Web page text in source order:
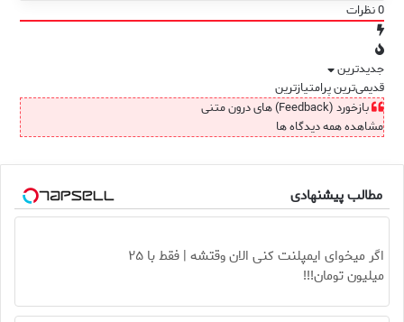
0نظرات
جدیدترین
قدیمی‌ترینپرامتیازترین
بازخورد (Feedback) های درون متنی
مشاهده همه دیدگاه ها
مطالب پیشنهادی
اگر میخوای ایمپلنت کنی الان وقتشه | فقط با ۲۵
میلیون تومان!!!